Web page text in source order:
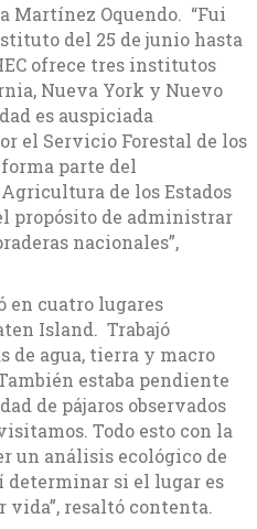
Martínez Oquendo. “Fui
del 25 de junio hasta
ofrece tres institutos
Nueva York y Nuevo
es auspiciada
el Servicio Forestal de los
parte del
de los Estados
propósito de administrar
nacionales”,
en cuatro lugares
Island. Trabajó
de agua, tierra y macro
estaba pendiente
de pájaros observados
Todo esto con la
un análisis ecológico de
determinar si el lugar es
vida”, resaltó contenta.